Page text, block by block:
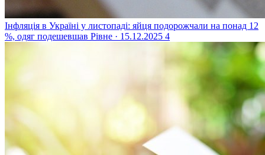
Інфляція в Україні у листопаді: яйця подорожчали на понад 12
%, одяг подешевшав Рівне · 15.12.2025 4